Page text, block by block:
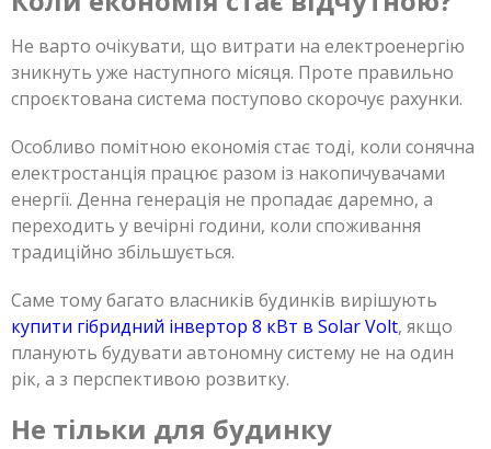
Не варто очікувати, що витрати на електроенергію
зникнуть уже наступного місяця. Проте правильно
спроєктована система поступово скорочує рахунки.
Особливо помітною економія стає тоді, коли сонячна
електростанція працює разом із накопичувачами
енергії. Денна генерація не пропадає даремно, а
переходить у вечірні години, коли споживання
традиційно збільшується.
Саме тому багато власників будинків вирішують
купити гібридний інвертор 8 кВт в Solar Volt, якщо
планують будувати автономну систему не на один
рік, а з перспективою розвитку.
Не тільки для будинку